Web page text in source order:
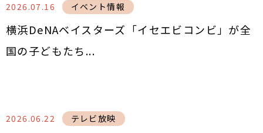
横浜DeNAベイスターズ「イセエビコンビ」が全
国の子どもたち...
2026.07.16 イベント情報
2026.06.22 テレビ放映